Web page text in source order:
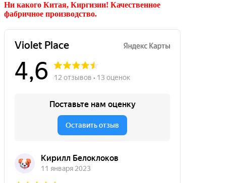
Ни какого Китая, Киргизии! Качественное
фабричное производство.